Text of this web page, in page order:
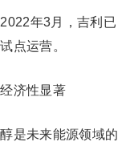
年3月，吉利已
点运营。
济性显著
是未来能源领域的